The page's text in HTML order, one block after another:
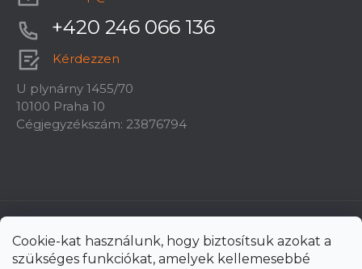
Cookie-kat használunk, hogy biztosítsuk azokat a
szükséges funkciókat, amelyek kellemesebbé
+420 246 066 136
Kérdezzen
U plynárny 1455/70
10100 Praha 10
Cégjegyzékszám: 23876794